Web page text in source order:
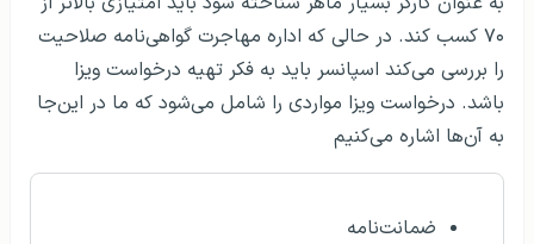
۷۰ کسب کند. در حالی که اداره مهاجرت گواهی‌نامه صلاحیت
را بررسی می‌کند اسپانسر باید به فکر تهیه درخواست ویزا
باشد. درخواست ویزا مواردی را شامل می‌شود که ما در این‌جا
به آن‌ها اشاره می‌کنیم
ضمانت‌نامه